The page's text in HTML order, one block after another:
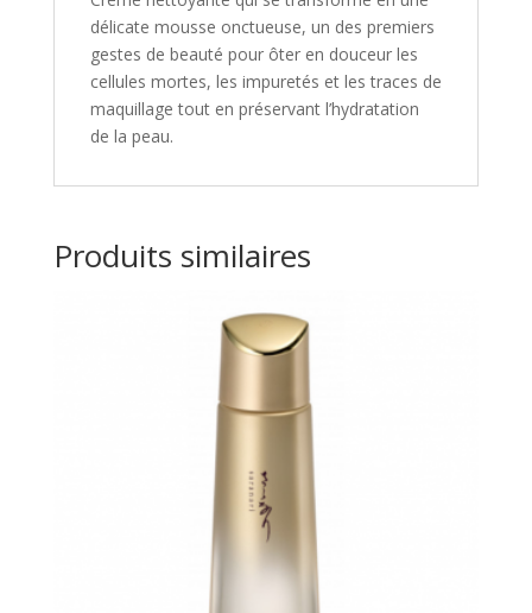
délicate mousse onctueuse, un des premiers
gestes de beauté pour ôter en douceur les
cellules mortes, les impuretés et les traces de
maquillage tout en préservant l’hydratation
de la peau.
Produits similaires